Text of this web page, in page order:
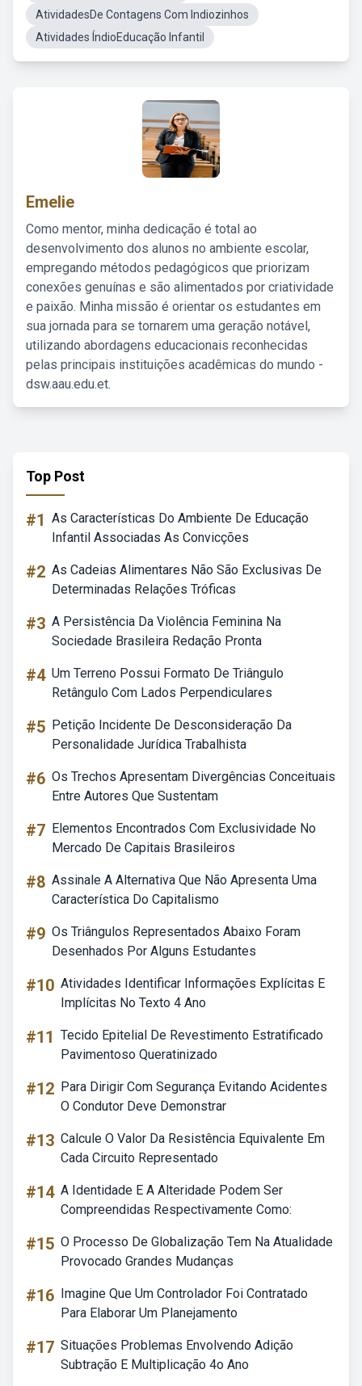
AtividadesDe Contagens Com Indiozinhos
Atividades ÍndioEducação Infantil
Emelie
Como mentor, minha dedicação é total ao
desenvolvimento dos alunos no ambiente escolar,
empregando métodos pedagógicos que priorizam
conexões genuínas e são alimentados por criatividade
e paixão. Minha missão é orientar os estudantes em
sua jornada para se tornarem uma geração notável,
utilizando abordagens educacionais reconhecidas
pelas principais instituições acadêmicas do mundo -
dsw.aau.edu.et.
Top Post
#1 As Características Do Ambiente De Educação
Infantil Associadas As Convicções
#2 As Cadeias Alimentares Não São Exclusivas De
Determinadas Relações Tróficas
#3 A Persistência Da Violência Feminina Na
Sociedade Brasileira Redação Pronta
#4 Um Terreno Possui Formato De Triângulo
Retângulo Com Lados Perpendiculares
#5 Petição Incidente De Desconsideração Da
Personalidade Jurídica Trabalhista
#6 Os Trechos Apresentam Divergências Conceituais
Entre Autores Que Sustentam
#7 Elementos Encontrados Com Exclusividade No
Mercado De Capitais Brasileiros
#8 Assinale A Alternativa Que Não Apresenta Uma
Característica Do Capitalismo
#9 Os Triângulos Representados Abaixo Foram
Desenhados Por Alguns Estudantes
#10 Atividades Identificar Informações Explícitas E
Implícitas No Texto 4 Ano
#11 Tecido Epitelial De Revestimento Estratificado
Pavimentoso Queratinizado
#12 Para Dirigir Com Segurança Evitando Acidentes
O Condutor Deve Demonstrar
#13 Calcule O Valor Da Resistência Equivalente Em
Cada Circuito Representado
#14 A Identidade E A Alteridade Podem Ser
Compreendidas Respectivamente Como:
#15 O Processo De Globalização Tem Na Atualidade
Provocado Grandes Mudanças
#16 Imagine Que Um Controlador Foi Contratado
Para Elaborar Um Planejamento
#17 Situações Problemas Envolvendo Adição
Subtração E Multiplicação 4o Ano